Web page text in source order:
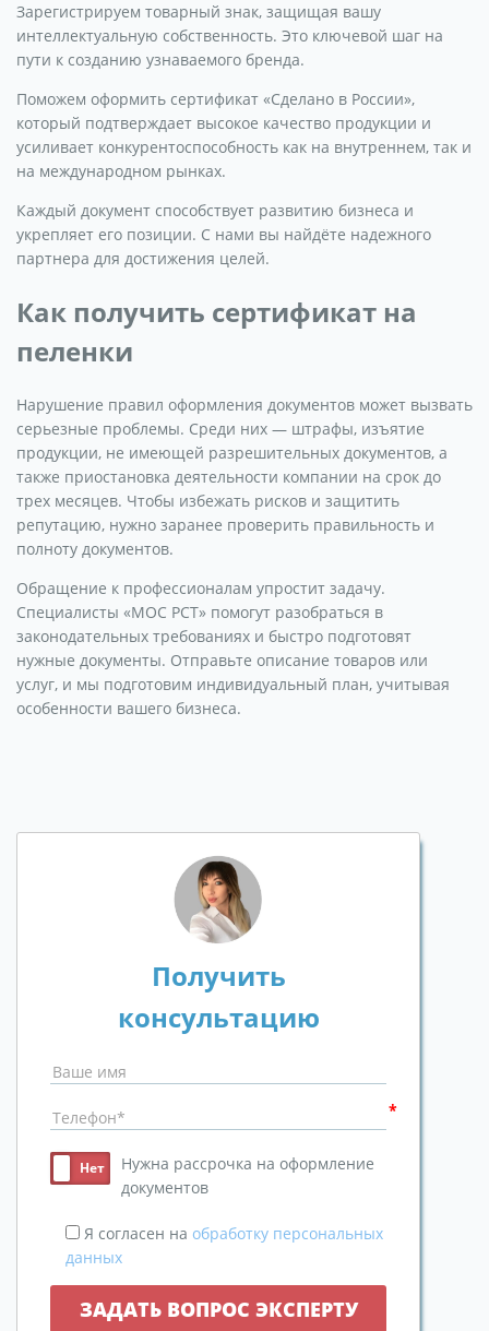
Зарегистрируем товарный знак, защищая вашу
интеллектуальную собственность. Это ключевой шаг на
пути к созданию узнаваемого бренда.
Поможем оформить сертификат «Сделано в России»,
который подтверждает высокое качество продукции и
усиливает конкурентоспособность как на внутреннем, так и
на международном рынках.
Каждый документ способствует развитию бизнеса и
укрепляет его позиции. С нами вы найдёте надежного
партнера для достижения целей.
Как получить сертификат на
пеленки
Нарушение правил оформления документов может вызвать
серьезные проблемы. Среди них — штрафы, изъятие
продукции, не имеющей разрешительных документов, а
также приостановка деятельности компании на срок до
трех месяцев. Чтобы избежать рисков и защитить
репутацию, нужно заранее проверить правильность и
полноту документов.
Обращение к профессионалам упростит задачу.
Специалисты «МОС РСТ» помогут разобраться в
законодательных требованиях и быстро подготовят
нужные документы. Отправьте описание товаров или
услуг, и мы подготовим индивидуальный план, учитывая
особенности вашего бизнеса.
Получить
консультацию
Нужна рассрочка на оформление
документов
Я согласен на обработку персональных
данных